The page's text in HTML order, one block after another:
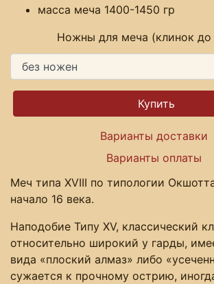
масса меча 1400-1450 гр
Ножны для меча (клинок до
Варианты доставки
Варианты оплаты
Меч типа XVIII по типологии
начало 16 века.
Наподобие Типу XV, классический
относительно широкий у гарды,
вида «плоский алмаз» либо
сужается к прочному острию,